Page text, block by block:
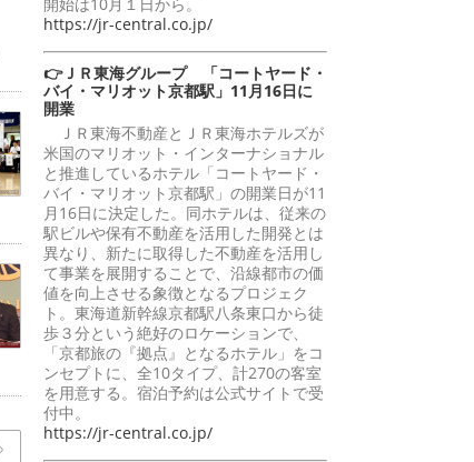
https://jr-central.co.jp/
👉ＪＲ東海グループ 「コートヤード・
バイ・マリオット京都駅」11月16日に
開業
ＪＲ東海不動産とＪＲ東海ホテルズが
米国のマリオット・インターナショナル
と推進しているホテル「コートヤード・
バイ・マリオット京都駅」の開業日が11
月16日に決定した。同ホテルは、従来の
駅ビルや保有不動産を活用した開発とは
異なり、新たに取得した不動産を活用し
て事業を展開することで、沿線都市の価
値を向上させる象徴となるプロジェク
ト。東海道新幹線京都駅八条東口から徒
歩３分という絶好のロケーションで、
「京都旅の『拠点』となるホテル」をコ
ンセプトに、全10タイプ、計270の客室
を用意する。宿泊予約は公式サイトで受
付中。
https://jr-central.co.jp/